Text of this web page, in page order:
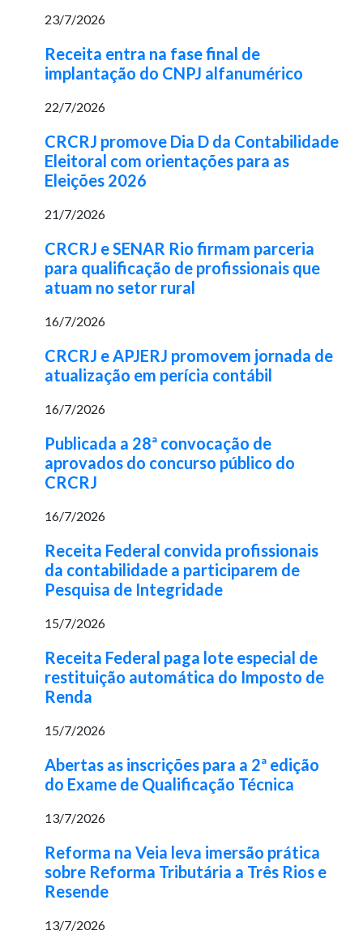
23/7/2026
Receita entra na fase final de
implantação do CNPJ alfanumérico
22/7/2026
CRCRJ promove Dia D da Contabilidade
Eleitoral com orientações para as
Eleições 2026
21/7/2026
CRCRJ e SENAR Rio firmam parceria
para qualificação de profissionais que
atuam no setor rural
16/7/2026
CRCRJ e APJERJ promovem jornada de
atualização em perícia contábil
16/7/2026
Publicada a 28ª convocação de
aprovados do concurso público do
CRCRJ
16/7/2026
Receita Federal convida profissionais
da contabilidade a participarem de
Pesquisa de Integridade
15/7/2026
Receita Federal paga lote especial de
restituição automática do Imposto de
Renda
15/7/2026
Abertas as inscrições para a 2ª edição
do Exame de Qualificação Técnica
13/7/2026
Reforma na Veia leva imersão prática
sobre Reforma Tributária a Três Rios e
Resende
13/7/2026